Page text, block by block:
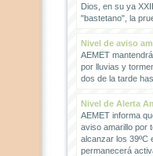
Dios, en su ya
"bastetano", la
Nivel de aviso
AEMET
por lluvias y
dos de la tarde
Nivel de Alerta
AEMET informa
aviso amarillo por
alcanzar los 39ºC
permanecerá